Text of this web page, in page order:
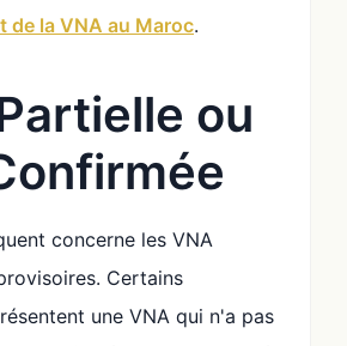
de la VNA au Maroc.
ou
concerne les VNA
Certains
une VNA qui n'a pas